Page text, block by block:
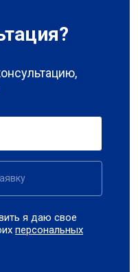
я даю свое
персональных